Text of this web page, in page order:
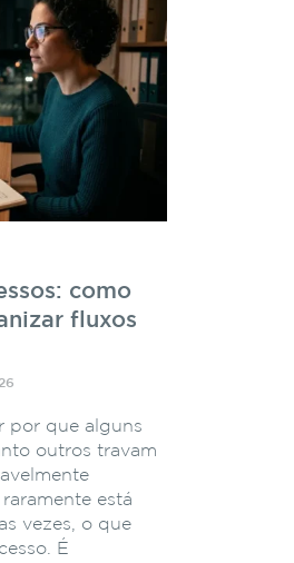
como
fluxos
por que alguns
outros travam
está
vezes, o que
É